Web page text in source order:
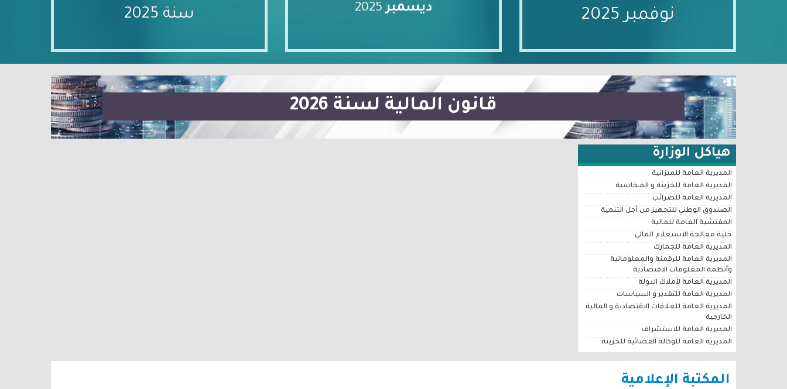
نوفمبر 2025
ديسمبر2025
سنة 2025
قانون المالية لسنة 2026
هياكل الوزارة
المديرية العامة للميزانية
المديرية العامة للخزينة و المـحاسبة
المديرية العامة للضرائب
الصندوق الوطني للتجهيز من أجل التنمية
المفتشية العامة للمالية
خلية معالجة الاستعلام المالي
المديرية العامة للجمارك
المديرية العامة للرقمنة والمعلوماتية
وأنظمة المعلومات الاقتصادية
المديرية العامة لأملاك الدولة
المديرية العامة للتقدير و السياسات
المديرية العامة للعلاقات الاقتصادية و المالية
الخارجية
المديرية العامة للاستشراف
المديرية العامة للوكالة القضائية للخزينة
المكتبة الإعلامية